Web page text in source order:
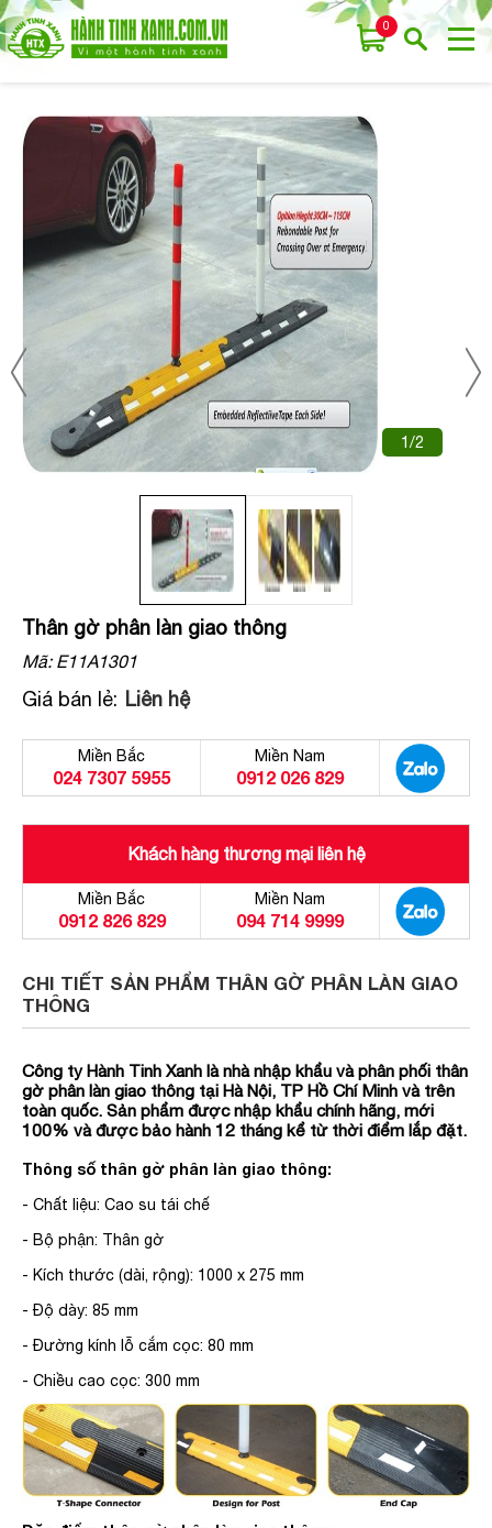
0
1/2
Thân gờ phân làn giao thông
Mã:E11A1301
Giá bán lẻ: Liên hệ
Miền Bắc
024 7307 5955
Miền Nam
0912 026 829
Khách hàng thương mại liên hệ
Miền Bắc
0912 826 829
Miền Nam
094 714 9999
CHI TIẾT SẢN PHẨM THÂN GỜ PHÂN LÀN GIAO
THÔNG
Công ty Hành Tinh Xanh là nhà nhập khẩu và phân phối thân
gờ phân làn giao thông tại Hà Nội, TP Hồ Chí Minh và trên
toàn quốc. Sản phẩm được nhập khẩu chính hãng, mới
100% và được bảo hành 12 tháng kể từ thời điểm lắp đặt.
Thông số thân gờ phân làn giao thông:
- Chất liệu: Cao su tái chế
- Bộ phận: Thân gờ
- Kích thước (dài, rộng): 1000 x 275 mm
- Độ dày: 85 mm
- Đường kính lỗ cắm cọc: 80 mm
- Chiều cao cọc: 300 mm